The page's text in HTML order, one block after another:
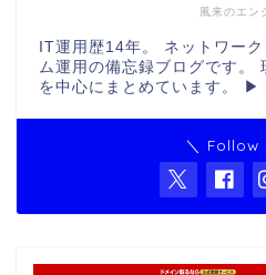
風来のエン
IT運用歴14年。 ネットワー
ム運用の備忘録ブログです。
を中心にまとめています。 ▶
＼ Follow